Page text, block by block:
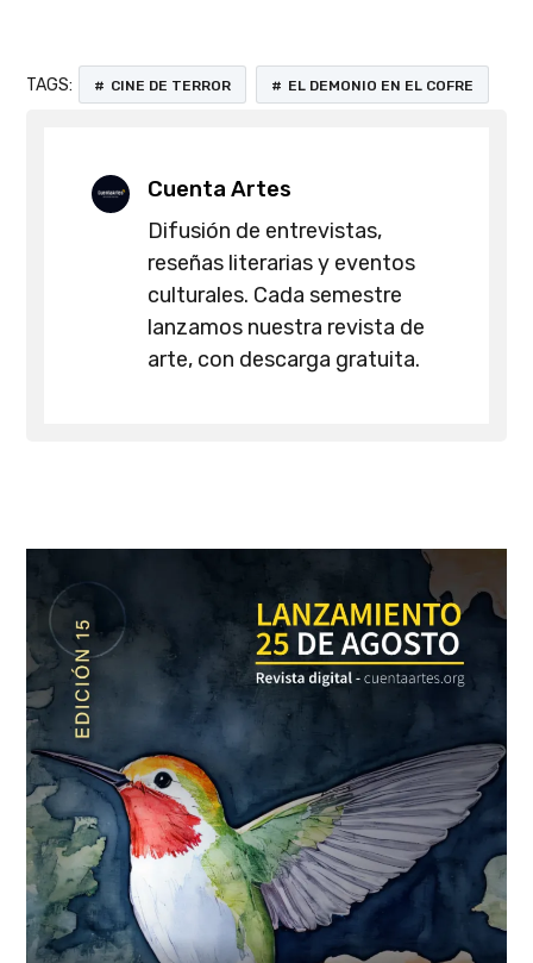
TAGS: CINE DE TERROR EL DEMONIO EN EL COFRE
Cuenta Artes
Difusión de entrevistas,
reseñas literarias y eventos
culturales. Cada semestre
lanzamos nuestra revista de
arte, con descarga gratuita.